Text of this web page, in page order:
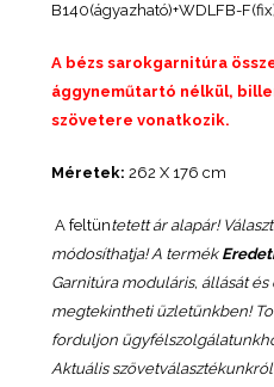
B140(ágyazható)+WDLFB-
A bézs sarokgarnitúra
ággyneműtartó nélkül,
szövetere vonatkozik.
Méretek: 262 X 176 cm
A feltüntetett ár alapár!
módosíthatja! A termék
Garnitúra moduláris, állását
megtekintheti üzletünkben!
forduljon
Aktuális